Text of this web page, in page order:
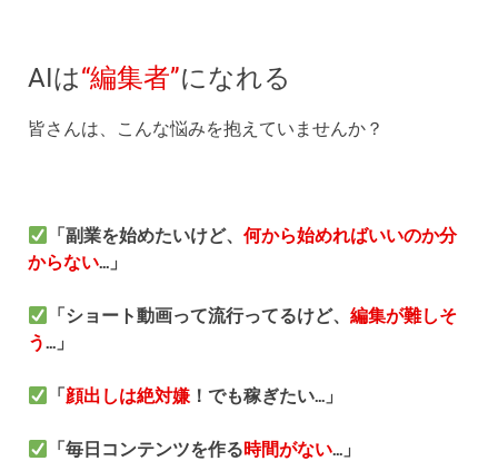
AIは“編集者”になれる
皆さんは、こんな悩みを抱えていませんか？
「副業を始めたいけど、何から始めればいいのか分
からない...」
「ショート動画って流行ってるけど、編集が難しそ
う...」
「顔出しは絶対嫌！でも稼ぎたい...」
「毎日コンテンツを作る時間がない...」